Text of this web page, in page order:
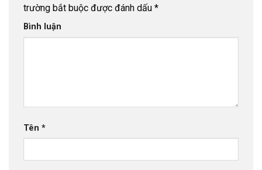
trường bắt buộc được đánh dấu *
Bình luận
Tên *